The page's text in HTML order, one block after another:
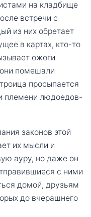
на кладбище
встречи с
из них обретает
в картах, кто-то
ожоги
помешали
просыпается
племени людоедов-
законов этой
их мысли и
ауру, но даже он
с ними
домой, друзьям
до вчерашнего